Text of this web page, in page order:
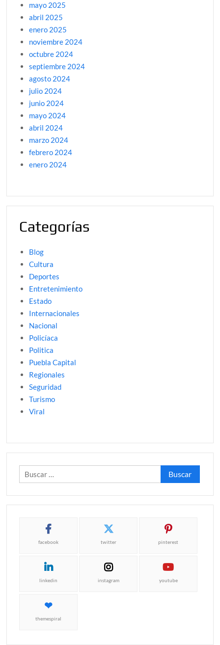
mayo 2025
abril 2025
enero 2025
noviembre 2024
octubre 2024
septiembre 2024
agosto 2024
julio 2024
junio 2024
mayo 2024
abril 2024
marzo 2024
febrero 2024
enero 2024
Categorías
Blog
Cultura
Deportes
Entretenimiento
Estado
Internacionales
Nacional
Policíaca
Politica
Puebla Capital
Regionales
Seguridad
Turismo
Viral
Buscar:
facebook twitter pinterest
linkedin instagram youtube
themespiral